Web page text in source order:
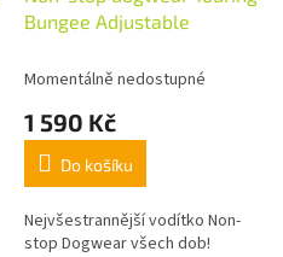
Bungee Adjustable
Momentálně nedostupné
1 590 Kč
Do košíku
Nejvšestrannější vodítko Non-
stop Dogwear všech dob!